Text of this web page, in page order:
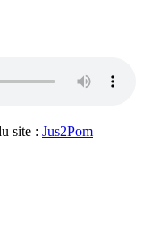
site : Jus2Pom